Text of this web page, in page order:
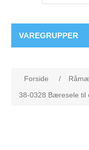
VAREGRUPPER
Forside /
38-0328 Bæresele til